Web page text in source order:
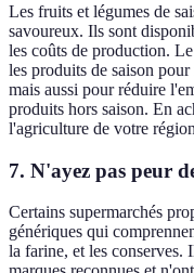
Les fruits et légumes de
savoureux. Ils sont
les coûts de production.
les produits de saison
mais aussi pour réduire
produits hors saison. En
l'agriculture de votre
7. N'ayez pas peur
Certains supermarchés
génériques qui
la farine, et les conserves.